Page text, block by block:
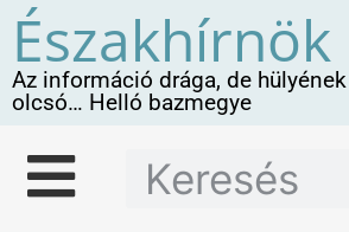
Északhírnök
Az információ drága, de
olcsó… Helló bazmegye